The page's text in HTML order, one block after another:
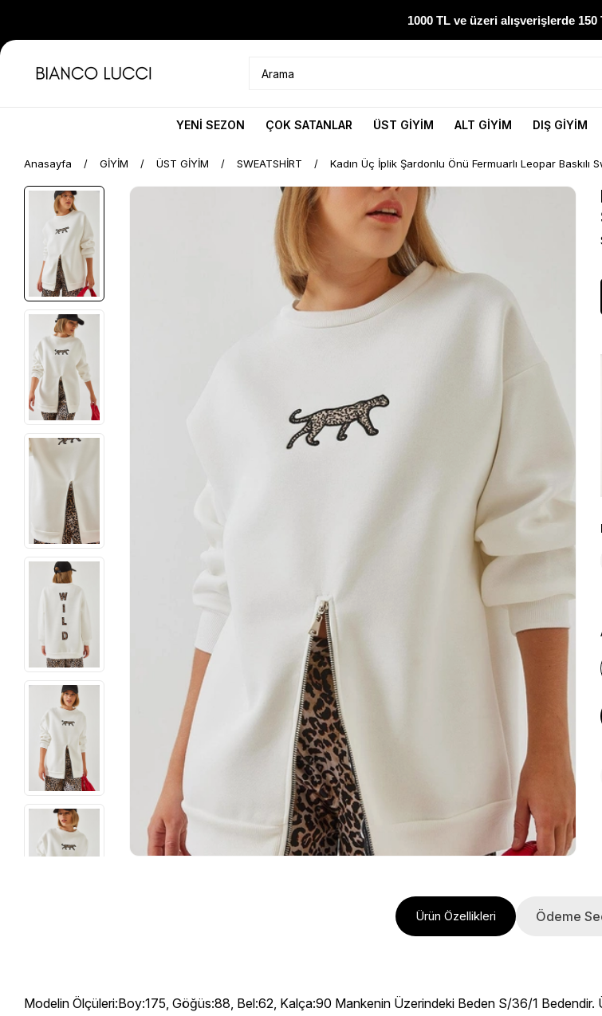
1000 TL ve üzeri alışverişlerde 150
1000 TL ve üzeri alışverişlerde 150
YENİ SEZON ÇOK SATANLAR ÜST GİYİM ALT GİYİM DIŞ GİYİM
Anasayfa GİYİM ÜST GİYİM SWEATSHİRT Kadın Üç İplik Şardonlu Önü Fermuarlı Leopar Baskılı
Ürün Özellikleri Ödeme
Modelin Ölçüleri:Boy:175, Göğüs:88, Bel:62, Kalça:90 Mankenin Üzerindeki Beden S/36/1 Bedendir.